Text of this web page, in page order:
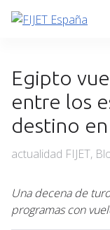
Skip
Egipto
entre los
destino en
Categories
actualidad FIJET,
Una decena de
programas con